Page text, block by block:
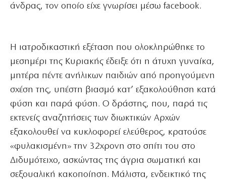
άνδρας, τον οποίο είχε γνωρίσει μέσω facebook.
Η ιατροδικαστική εξέταση που ολοκληρώθηκε το
μεσημέρι της Κυριακής έδειξε ότι η άτυχη γυναίκα,
μητέρα πέντε ανήλικων παιδιών από προηγούμενη
σχέση της, υπέστη βιασμό κατ’ εξακολούθηση κατά
φύση και παρά φύση. Ο δράστης, που, παρά τις
εκτενείς αναζητήσεις των διωκτικών Αρχών
εξακολουθεί να κυκλοφορεί ελεύθερος, κρατούσε
«φυλακισμένη» την 32χρονη στο σπίτι του στο
Διδυμότειχο, ασκώντας της άγρια σωματική και
σεξουαλική κακοποίηση. Μάλιστα, ενδεικτικό της